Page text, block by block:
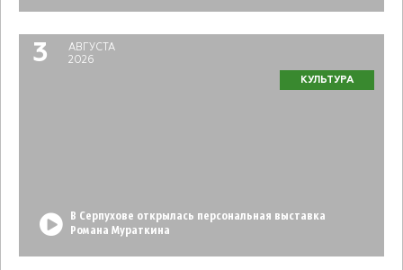
3
АВГУСТА
2026
КУЛЬТУРА
В Серпухове открылась персональная выставка
Романа Мураткина